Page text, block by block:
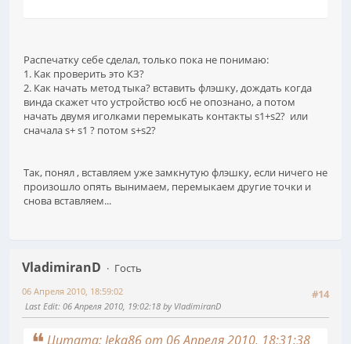
Распечатку себе сделал, только пока не понимаю:
1. Как проверить это КЗ?
2. Как начать метод тыка? вставить флэшку, дождать когда
винда скажет что устройство юсб не опознано, а потом
начать двумя иголками перемыкать контакты s1+s2? или
сначала s+ s1 ? потом s+s2?
Так, понял , вставляем уже замкнутую флэшку, если ничего не
произошло опять вынимаем, перемыкаем другие точки и
снова вставляем...
VladimiranD
Гость
#14
06 Апреля 2010, 18:59:02
Last Edit: 06 Апреля 2010, 19:02:18 by VladimiranD
Цитата: Jeka86 от 06 Апреля 2010, 18:31:38